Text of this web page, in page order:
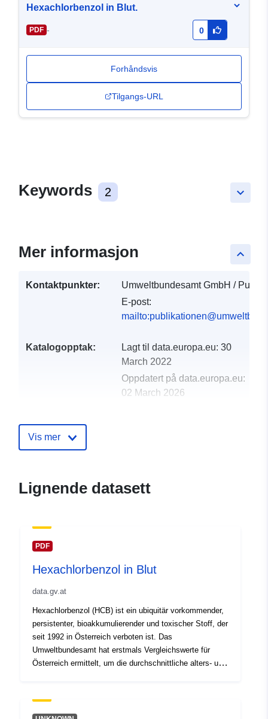
Hexachlorbenzol in Blut.
PDF - 0
Forhåndsvis
Tilgangs-URL
keyboard_arrow_down
Keywords 2
keyboard_arrow_up
Mer informasjon
Kontaktpunkter:
Umweltbundesamt GmbH /
E-post:
Katalogopptak: Lagt til data.europa.eu: 30
March 2022
Oppdatert på data.europa.eu:
02 March 2026
uriRef:
Vis mer
Lignende datasett
PDF
Hexachlorbenzol in Blut
data.gv.at
Hexachlorbenzol (HCB) ist ein ubiquitär vorkommender,
persistenter, bioakkumulierender und toxischer Stoff, der
seit 1992 in Österreich verboten ist. Das
Umweltbundesamt hat erstmals Vergleichswerte für
Österreich ermittelt, um die durchschnittliche alters- und
Männern und Frauen im Alter von 20 bis 69 Jahren aus
bevorzugt ländlichen Regionen (alle Bundesländer